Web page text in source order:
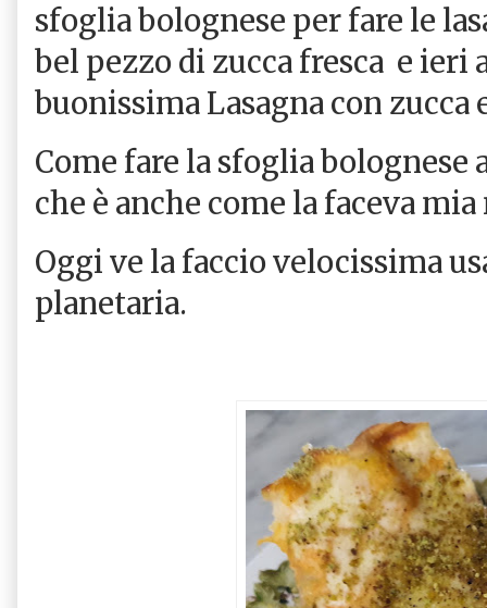
sfoglia bolognese per fare le
bel pezzo di zucca fresca e ieri
buonissima Lasagna con zucca
Come fare la sfoglia bolognese
che è anche come la faceva
Oggi ve la faccio velocissima
planetaria.